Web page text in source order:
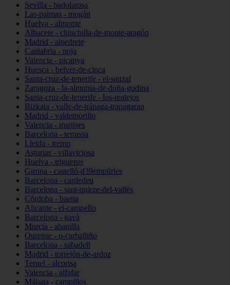
Sevilla - badolatosa
Las-palmas - mogán
Huelva - almonte
Albacete - chinchilla-de-monte-aragón
Madrid - alpedrete
Cantabria - noja
Valencia - picanya
Huesca - belver-de-cinca
Santa-cruz-de-tenerife - el-sauzal
Zaragoza - la-almunia-de-doña-godina
Santa-cruz-de-tenerife - los-realejos
Bizkaia - valle-de-trápaga-trapagaran
Madrid - valdemorillo
Valencia - manises
Barcelona - terrassa
Lleida - tremp
Asturias - villaviciosa
Huelva - trigueros
Girona - castelló-d39empúries
Barcelona - cardedeu
Barcelona - sant-quirze-del-vallès
Córdoba - baena
Alicante - el-campello
Barcelona - gavà
Murcia - abanilla
Ourense - o-carballiño
Barcelona - sabadell
Madrid - torrejón-de-ardoz
Teruel - alcorisa
Valencia - alfafar
Málaga - campillos